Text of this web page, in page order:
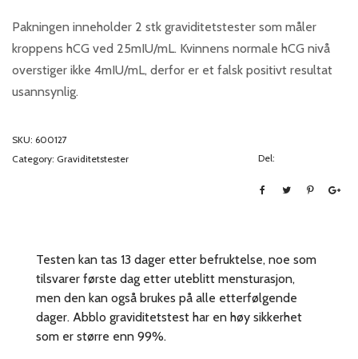
Pakningen inneholder 2 stk graviditetstester som måler
kroppens hCG ved 25mIU/mL. Kvinnens normale hCG nivå
overstiger ikke 4mIU/mL, derfor er et falsk positivt resultat
usannsynlig.
SKU: 600127
Category: Graviditetstester Del:
Testen kan tas 13 dager etter befruktelse, noe som
tilsvarer første dag etter uteblitt mensturasjon,
men den kan også brukes på alle etterfølgende
dager. Abblo graviditetstest har en høy sikkerhet
som er større enn 99%.